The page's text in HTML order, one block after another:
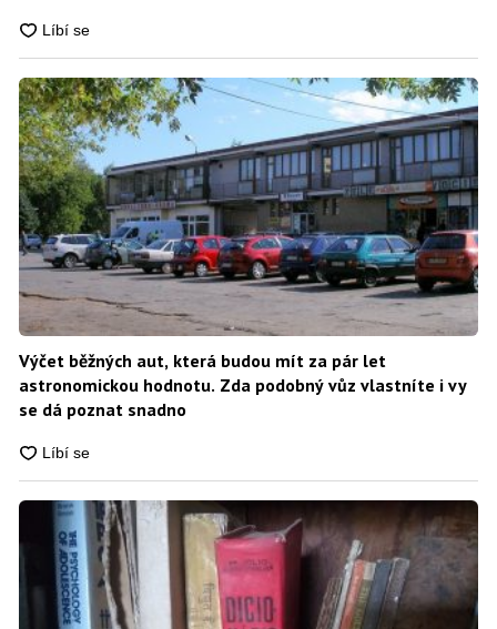
Výčet běžných aut, která budou mít za pár let
astronomickou hodnotu. Zda podobný vůz vlastníte i vy
se dá poznat snadno